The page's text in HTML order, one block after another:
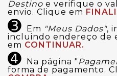
Destino e verifique o
envio. Clique em
➌ Em "Meus Dados",
incluindo endereço de
em CONTINUAR.
➍ Na página "
forma de pagamento.